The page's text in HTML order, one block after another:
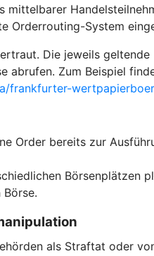
mittelbarer
Orderrouting-System
Die jeweils
Zum Beispiel
frankfurter-
Order bereits zur
als Straftat oder